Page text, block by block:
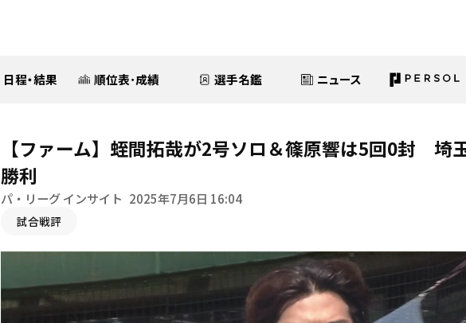
日程・結果 順位表･成績 選手名鑑 ニュース
【ファーム】蛭間拓哉が2号ソロ＆篠原響は5回0封 埼
勝利
パ・リーグ インサイト 2025年7月6日 16:04
試合戦評